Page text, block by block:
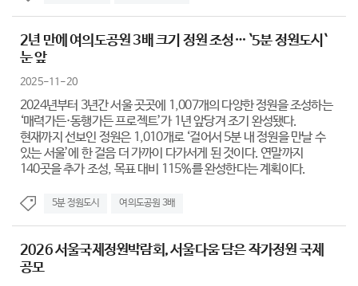
2년 만에 여의도공원 3배 크기 정원 조성… `5분 정원도시`
눈 앞
2025-11-20
2024년부터 3년간 서울 곳곳에 1,007개의 다양한 정원을 조성하는
‘매력가든·동행가든 프로젝트’가 1년 앞당겨 조기 완성됐다.
현재까지 선보인 정원은 1,010개로 ‘걸어서 5분 내 정원을 만날 수
있는 서울’에 한 걸음 더 가까이 다가서게 된 것이다. 연말까지
140곳을 추가 조성, 목표 대비 115%를 완성한다는 계획이다.
5분 정원도시 여의도공원 3배
2026 서울국제정원박람회, 서울다움 담은 작가정원 국제
공모